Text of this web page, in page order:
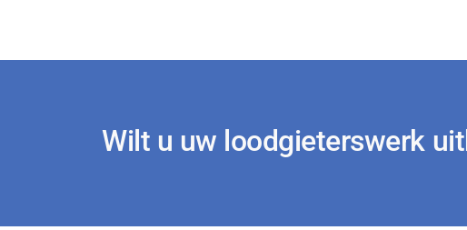
Wilt u uw loodgieterswerk